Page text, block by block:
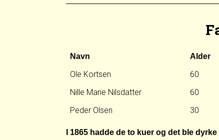
Navn Alder
Ole Kortsen 60
Nille Marie Nilsdatter
60
Peder Olsen
30
I 1865 hadde de to kuer og det ble